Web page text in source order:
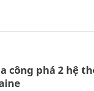
công phá 2 hệ